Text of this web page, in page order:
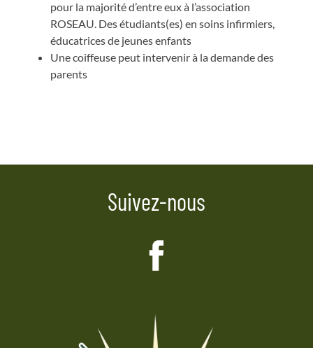
pour la majorité d’entre eux à l’association
ROSEAU. Des étudiants(es) en soins infirmiers,
éducatrices de jeunes enfants
Une coiffeuse peut intervenir à la demande des
parents
Suivez-nous